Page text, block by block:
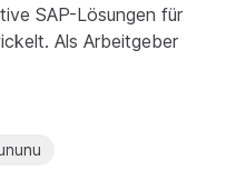
SAP-Lösungen für
Als Arbeitgeber